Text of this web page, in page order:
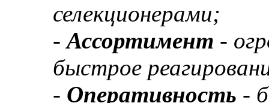
селекционерами;
-Ассортимент -
быстрое
- Оперативность -